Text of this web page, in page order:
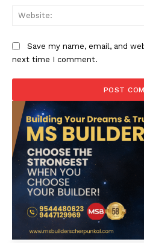
Save my name, email, and
next time I comment.